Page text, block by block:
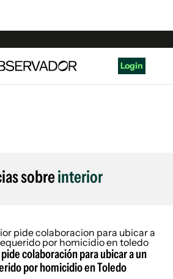
Login
sobreinterior
colaboración para ubicar a un
por homicidio en Toledo